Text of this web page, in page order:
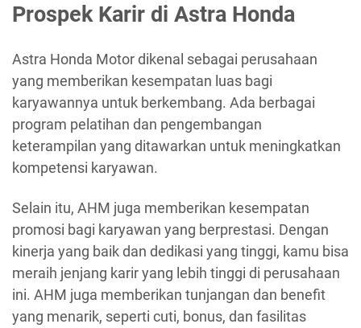
Prospek Karir di Astra Honda
Astra Honda Motor dikenal sebagai perusahaan
yang memberikan kesempatan luas bagi
karyawannya untuk berkembang. Ada berbagai
program pelatihan dan pengembangan
keterampilan yang ditawarkan untuk meningkatkan
kompetensi karyawan.
Selain itu, AHM juga memberikan kesempatan
promosi bagi karyawan yang berprestasi. Dengan
kinerja yang baik dan dedikasi yang tinggi, kamu bisa
meraih jenjang karir yang lebih tinggi di perusahaan
ini. AHM juga memberikan tunjangan dan benefit
yang menarik, seperti cuti, bonus, dan fasilitas